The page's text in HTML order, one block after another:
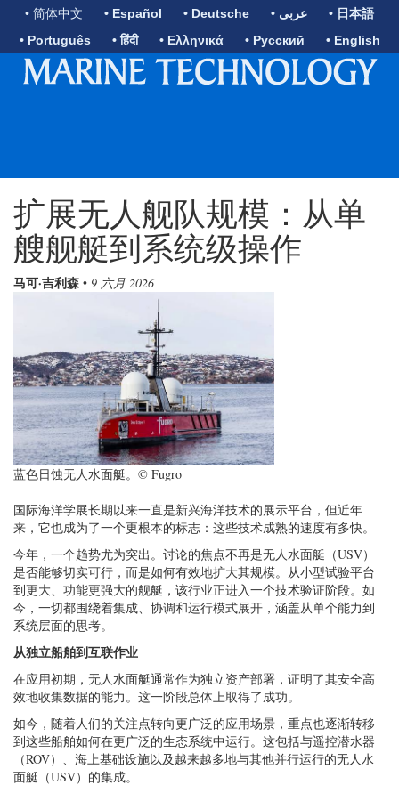
• 简体中文 • Español • Deutsche • عربى
• 日本語
• Português
• हिंदी • Ελληνικά • Русский • English
扩展无人舰队规模：从单
艘舰艇到系统级操作
马可·吉利森 • 9 六月 2026
蓝色日蚀无人水面艇。© Fugro
国际海洋学展长期以来一直是新兴海洋技术的展示平台，但近年
来，它也成为了一个更根本的标志：这些技术成熟的速度有多快。
今年，一个趋势尤为突出。讨论的焦点不再是无人水面艇（USV）
是否能够切实可行，而是如何有效地扩大其规模。从小型试验平台
到更大、功能更强大的舰艇，该行业正进入一个技术验证阶段。如
今，一切都围绕着集成、协调和运行模式展开，涵盖从单个能力到
系统层面的思考。
从独立船舶到互联作业
在应用初期，无人水面艇通常作为独立资产部署，证明了其安全高
效地收集数据的能力。这一阶段总体上取得了成功。
如今，随着人们的关注点转向更广泛的应用场景，重点也逐渐转移
到这些船舶如何在更广泛的生态系统中运行。这包括与遥控潜水器
（ROV）、海上基础设施以及越来越多地与其他并行运行的无人水
面艇（USV）的集成。